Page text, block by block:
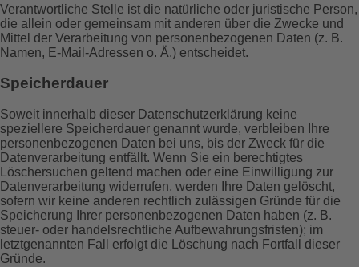
Verantwortliche Stelle ist die natürliche oder juristische Person,
die allein oder gemeinsam mit anderen über die Zwecke und
Mittel der Verarbeitung von personenbezogenen Daten (z. B.
Namen, E-Mail-Adressen o. Ä.) entscheidet.
Speicherdauer
Soweit innerhalb dieser Datenschutzerklärung keine
speziellere Speicherdauer genannt wurde, verbleiben Ihre
personenbezogenen Daten bei uns, bis der Zweck für die
Datenverarbeitung entfällt. Wenn Sie ein berechtigtes
Löschersuchen geltend machen oder eine Einwilligung zur
Datenverarbeitung widerrufen, werden Ihre Daten gelöscht,
sofern wir keine anderen rechtlich zulässigen Gründe für die
Speicherung Ihrer personenbezogenen Daten haben (z. B.
steuer- oder handelsrechtliche Aufbewahrungsfristen); im
letztgenannten Fall erfolgt die Löschung nach Fortfall dieser
Gründe.